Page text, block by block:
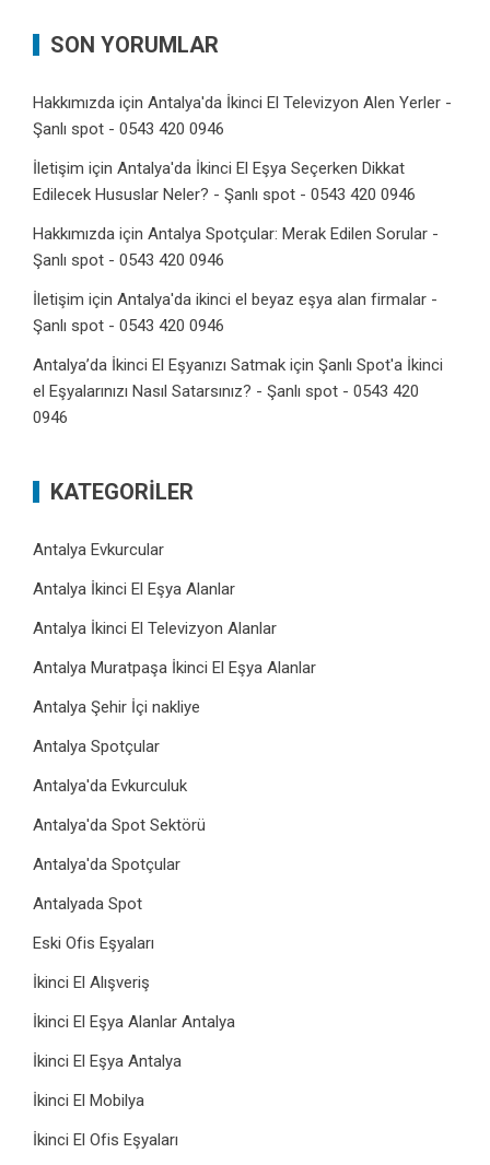
SON YORUMLAR
Hakkımızda için Antalya'da İkinci El Televizyon Alen Yerler -
Şanlı spot - 0543 420 0946
İletişim için Antalya'da İkinci El Eşya Seçerken Dikkat
Edilecek Hususlar Neler? - Şanlı spot - 0543 420 0946
Hakkımızda için Antalya Spotçular: Merak Edilen Sorular -
Şanlı spot - 0543 420 0946
İletişim için Antalya'da ikinci el beyaz eşya alan firmalar -
Şanlı spot - 0543 420 0946
Antalya’da İkinci El Eşyanızı Satmak için Şanlı Spot'a İkinci
el Eşyalarınızı Nasıl Satarsınız? - Şanlı spot - 0543 420
0946
KATEGORILER
Antalya Evkurcular
Antalya İkinci El Eşya Alanlar
Antalya İkinci El Televizyon Alanlar
Antalya Muratpaşa İkinci El Eşya Alanlar
Antalya Şehir İçi nakliye
Antalya Spotçular
Antalya'da Evkurculuk
Antalya'da Spot Sektörü
Antalya'da Spotçular
Antalyada Spot
Eski Ofis Eşyaları
İkinci El Alışveriş
İkinci El Eşya Alanlar Antalya
İkinci El Eşya Antalya
İkinci El Mobilya
İkinci El Ofis Eşyaları